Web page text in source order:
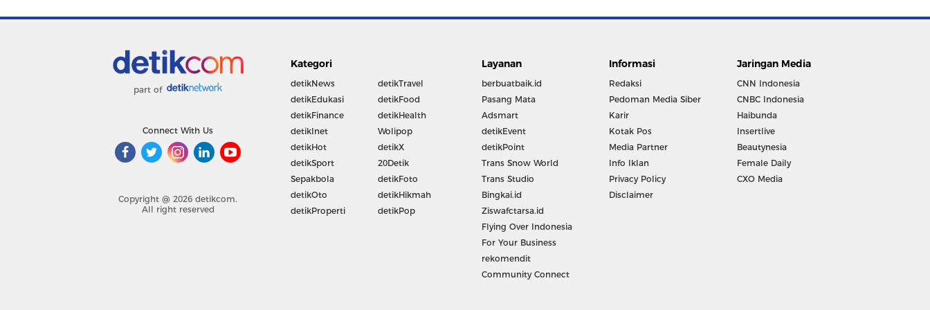
part of
Connect With Us
Copyright @ 2026 detikcom.
All right reserved
Kategori
detikNews
detikEdukasi
detikFinance
detikInet
detikHot
detikSport
Sepakbola
detikOto
detikProperti
detikTravel
detikFood
detikHealth
Wolipop
detikX
20Detik
detikFoto
detikHikmah
detikPop
Layanan
berbuatbaik.id
Pasang Mata
Adsmart
detikEvent
detikPoint
Trans Snow World
Trans Studio
Bingkai.id
Ziswafctarsa.id
Flying Over Indonesia
For Your Business
rekomendit
Community Connect
Informasi
Redaksi
Pedoman Media Siber
Karir
Kotak Pos
Media Partner
Info Iklan
Privacy Policy
Disclaimer
Jaringan Media
CNN Indonesia
CNBC Indonesia
Haibunda
Insertlive
Beautynesia
Female Daily
CXO Media